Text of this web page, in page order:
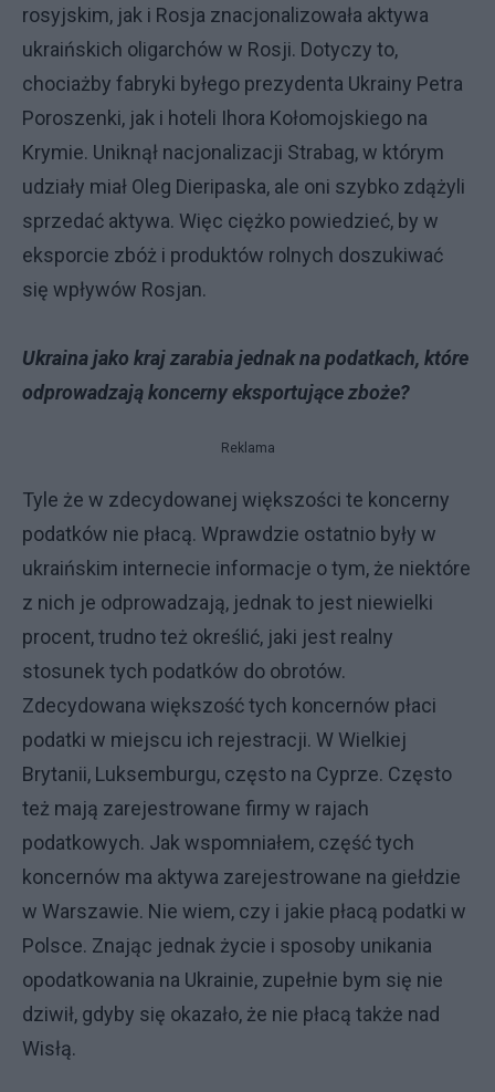
rosyjskim, jak i Rosja znacjonalizowała aktywa
ukraińskich oligarchów w Rosji. Dotyczy to,
chociażby fabryki byłego prezydenta Ukrainy Petra
Poroszenki, jak i hoteli Ihora Kołomojskiego na
Krymie. Uniknął nacjonalizacji Strabag, w którym
udziały miał Oleg Dieripaska, ale oni szybko zdążyli
sprzedać aktywa. Więc ciężko powiedzieć, by w
eksporcie zbóż i produktów rolnych doszukiwać
się wpływów Rosjan.
Ukraina jako kraj zarabia jednak na podatkach, które
odprowadzają koncerny eksportujące zboże?
Reklama
Tyle że w zdecydowanej większości te koncerny
podatków nie płacą. Wprawdzie ostatnio były w
ukraińskim internecie informacje o tym, że niektóre
z nich je odprowadzają, jednak to jest niewielki
procent, trudno też określić, jaki jest realny
stosunek tych podatków do obrotów.
Zdecydowana większość tych koncernów płaci
podatki w miejscu ich rejestracji. W Wielkiej
Brytanii, Luksemburgu, często na Cyprze. Często
też mają zarejestrowane firmy w rajach
podatkowych. Jak wspomniałem, część tych
koncernów ma aktywa zarejestrowane na giełdzie
w Warszawie. Nie wiem, czy i jakie płacą podatki w
Polsce. Znając jednak życie i sposoby unikania
opodatkowania na Ukrainie, zupełnie bym się nie
dziwił, gdyby się okazało, że nie płacą także nad
Wisłą.